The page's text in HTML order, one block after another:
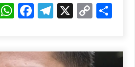
WhatsApp
Facebook
Telegram
X Copy